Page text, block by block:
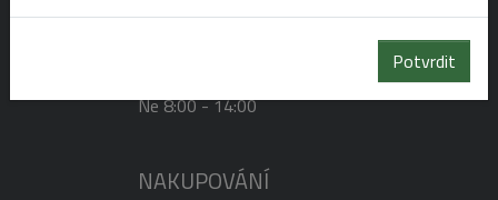
Ne 8:00 - 14:00
NAKUPOVÁNÍ
Potvrdit